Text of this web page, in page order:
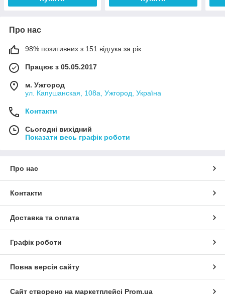
Про нас
98% позитивних з 151 відгука за рік
Працює з 05.05.2017
м. Ужгород
ул. Капушанская, 108а, Ужгород, Україна
Контакти
Сьогодні вихідний
Показати весь графік роботи
Про нас
Контакти
Доставка та оплата
Графік роботи
Повна версія сайту
Сайт створено на маркетплейсі Prom.ua